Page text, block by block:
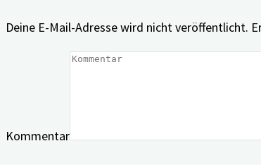
Deine E-Mail-Adresse wird nicht veröffentlicht.
Kommentar